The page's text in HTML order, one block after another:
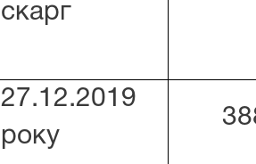
скарг
27.12.2019
року